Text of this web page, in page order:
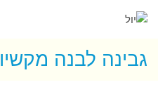
גבינה לבנה מקשיו